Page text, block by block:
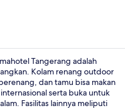
Tangerang adalah
Kolam renang outdoor
dan tamu bisa makan
serta buka untuk
Fasilitas lainnya meliputi